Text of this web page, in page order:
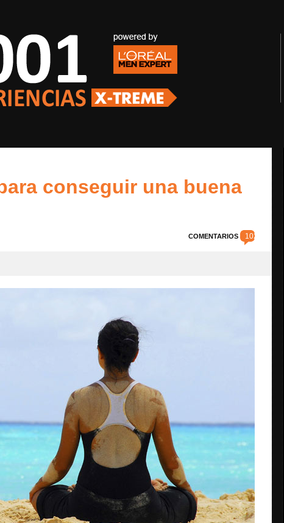
conseguir una buena
COMENTARIOS 102